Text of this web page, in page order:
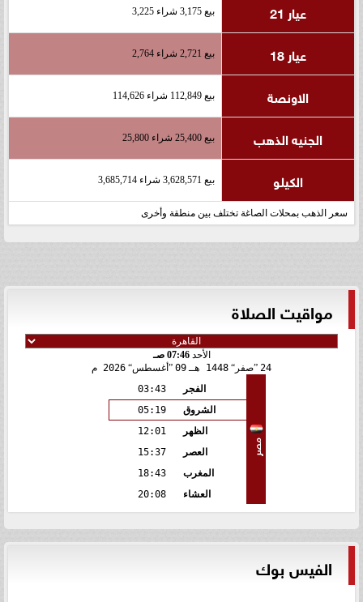
عيار 21 بيع 3,175 شراء 3,225
عيار 18 بيع 2,721 شراء 2,764
الاونصة بيع 112,849 شراء 114,626
الجنيه الذهب بيع 25,400 شراء 25,800
الكيلو بيع 3,628,571 شراء 3,685,714
سعر الذهب بمحلات الصاغة تختلف بين منطقة وأخرى
مواقيت الصلاة
الأحد07:46 صـ
24 صفر 1448 هـ 09 أغسطس 2026 م
مصر
الفجر
03:43
الشروق
05:19
الظهر
12:01
العصر
15:37
المغرب
18:43
العشاء
20:08
الفيس بوك